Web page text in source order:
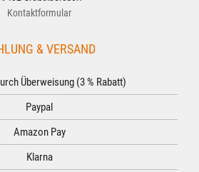
Kontaktformular
& VERSAND
Überweisung (3 % Rabatt)
Paypal
Amazon Pay
Klarna